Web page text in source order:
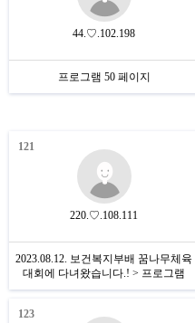
44.♡.102.198
프로그램 50 페이지
121
220.♡.108.111
2023.08.12. 보건복지부배 꿈나무체육
대회에 다녀왔습니다.! > 프로그램
123